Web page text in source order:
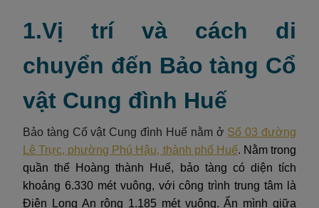
1.Vị trí và cách di
chuyển đến Bảo tàng Cổ
vật Cung đình Huế
Bảo tàng Cổ vật Cung đình Huế nằm ở Số 03 đường
Lê Trực, phường Phú Hậu, thành phố Huế. Nằm trong
quần thể Hoàng thành Huế, bảo tàng có diện tích
khoảng 6.330 mét vuông, với công trình trung tâm là
Điện Long An rộng 1.185 mét vuông. Ẩn mình giữa